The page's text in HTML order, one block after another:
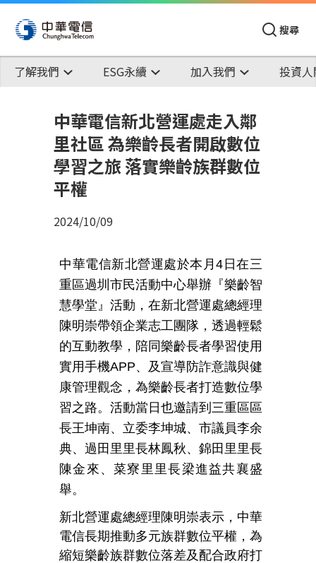
搜尋
了解我們 ESG永續 加入我們 投資
中華電信新北營運處走入鄰
里社區 為樂齡長者開啟數位
學習之旅 落實樂齡族群數位
平權
2024/10/09
中華電信新北營運處於本月4日在三
重區過圳市民活動中心舉辦『樂齡智
慧學堂』活動，在新北營運處總經理
陳明崇帶領企業志工團隊，透過輕鬆
的互動教學，陪同樂齡長者學習使用
實用手機APP、及宣導防詐意識與健
康管理觀念，為樂齡長者打造數位學
習之路。活動當日也邀請到三重區區
長王坤南、立委李坤城、市議員李余
典、過田里里長林鳳秋、錦田里里長
陳金來、菜寮里里長梁進益共襄盛
舉。
新北營運處總經理陳明崇表示，中華
電信長期推動多元族群數位平權，為
縮短樂齡族群數位落差及配合政府打